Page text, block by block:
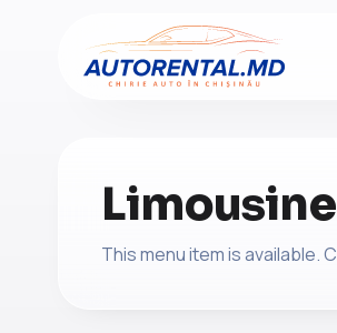
This menu item is available.